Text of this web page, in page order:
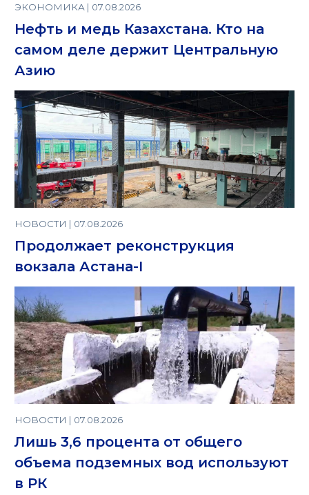
ЭКОНОМИКА | 07.08.2026
Нефть и медь Казахстана. Кто на
самом деле держит Центральную
Азию
НОВОСТИ | 07.08.2026
Продолжает реконструкция
вокзала Астана-I
НОВОСТИ | 07.08.2026
Лишь 3,6 процента от общего
объема подземных вод используют
в РК